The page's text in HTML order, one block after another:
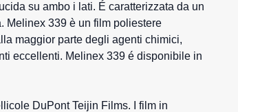
su ambo i lati. É caratterizzata da un
Melinex 339 è un film poliestere
maggior parte degli agenti chimici,
eccellenti. Melinex 339 é disponibile in
DuPont Teijin Films. I film in